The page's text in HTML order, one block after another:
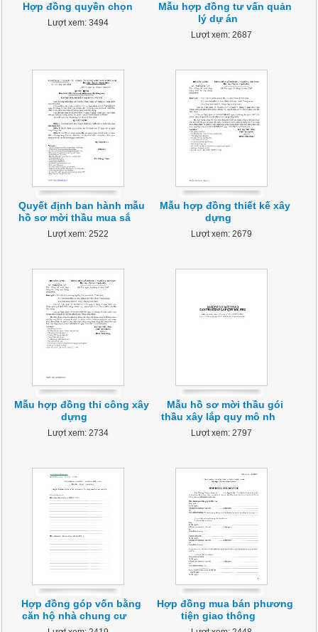
Hợp đồng quyền chọn
Lượt xem: 3494
Mẫu hợp đồng tư vấn quản
lý dự án
Lượt xem: 2687
Quyết định ban hành mẫu
hồ sơ mời thầu mua sắ
Lượt xem: 2522
Mẫu hợp đồng thiết kế xây
dựng
Lượt xem: 2679
Mẫu hợp đồng thi công xây
dựng
Lượt xem: 2734
Mẫu hồ sơ mời thầu gói
thầu xây lắp quy mô nh
Lượt xem: 2797
Hợp đồng góp vốn bằng
căn hộ nhà chung cư
Hợp đồng mua bán phương
tiện giao thông